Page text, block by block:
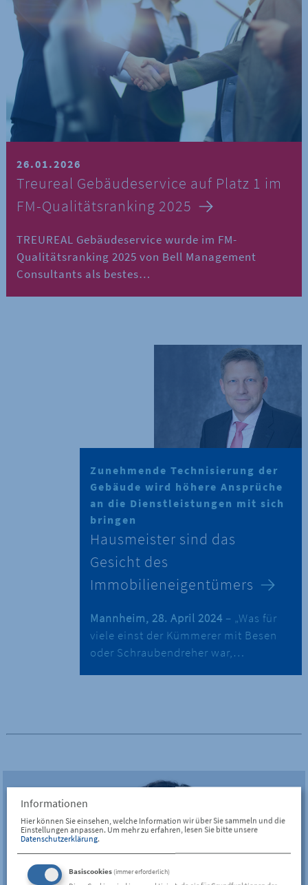
26.01.2026
Treureal Gebäudeservice auf Platz 1 im
FM-Qualitätsranking 2025
TREUREAL Gebäudeservice wurde im FM-
Qualitätsranking 2025 von Bell Management
Consultants als bestes…
Zunehmende Technisierung der
Gebäude wird höhere Ansprüche
an die Dienstleistungen mit sich
bringen
Hausmeister sind das
Gesicht des
Immobilieneigentümers
Mannheim, 28. April 2024 – „Was für
viele einst der Kümmerer mit Besen
oder Schraubendreher war,…
Informationen
Hier können Sie einsehen, welche Information wir über Sie sammeln und die
Einstellungen anpassen. Um mehr zu erfahren, lesen Sie bitte unsere
Datenschutzerklärung.
Basiscookies(immer erforderlich)